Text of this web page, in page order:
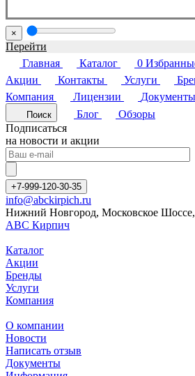
×
Перейти
Главная
Каталог 0
Акции
Контакты Услуги
Компания
Лицензии Документы
Поиск Блог
Обзоры
Подписаться
на новости и акции
+7-999-120-30-35
info@abckirpich.ru
Нижний Новгород, Московское
АВС Кирпич
Каталог
Акции
Бренды
Услуги
Компания
О компании
Новости
Написать отзыв
Документы